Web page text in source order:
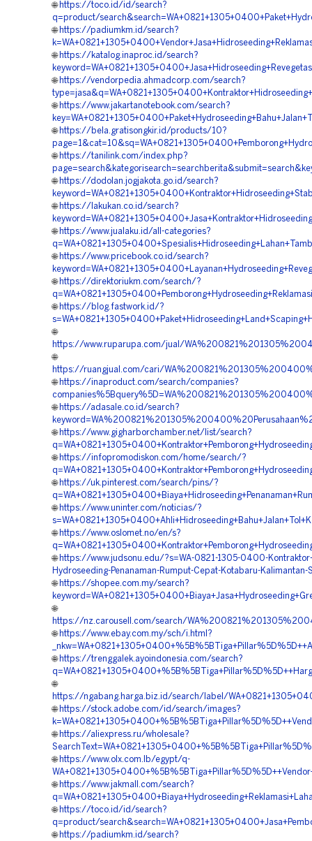
🌐 https://toco.id/id/search?
q=product/
🌐 https://padiumkm.id/search?
🌐 https://katalog.inaproc.id/search?
🌐 https://vendorpedia.ahmadcorp.com/search?
🌐 https://www.jakartanotebook.com/search?
🌐 https://bela.gratisongkir.id/products/10?
🌐 https://tanilink.com/index.php?
🌐 https://dodolan.jogjakota.go.id/search?
🌐 https://lakukan.co.id/search?
🌐 https://www.jualaku.id/all-categories?
🌐 https://www.pricebook.co.id/search?
🌐 https://direktoriukm.com/search/?
🌐 https://blog.fastwork.id/?
🌐
https://www.ruparupa.com/jual/
🌐
https://ruangjual.com/cari/
🌐 https://inaproduct.com/search/companies?
🌐 https://adasale.co.id/search?
🌐 https://www.gigharborchamber.net/list/search?
🌐 https://infopromodiskon.com/home/search/?
🌐 https://uk.pinterest.com/search/pins/?
🌐 https://www.uninter.com/noticias/?
🌐 https://www.oslomet.no/en/s?
🌐 https://www.judsonu.edu/?s=WA-0821-1305-0400-Kontraktor-
Hydroseeding-Penanaman-Rumput-Cepat-Kotabaru-Kalimantan-
🌐 https://shopee.com.my/search?
🌐
https://nz.carousell.com/search/
🌐 https://www.ebay.com.my/sch/i.html?
🌐 https://trenggalek.ayoindonesia.com/search?
🌐
https://ngabang.harga.biz.id/search/label/
🌐 https://stock.adobe.com/id/search/images?
🌐 https://aliexpress.ru/wholesale?
🌐 https://www.olx.com.lb/egypt/q-
🌐 https://www.jakmall.com/search?
🌐 https://toco.id/id/search?
q=product/
🌐 https://padiumkm.id/search?